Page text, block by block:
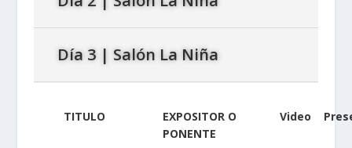
Día 3 | Salón La Niña
TITULO
EXPOSITOR O
PONENTE
Video